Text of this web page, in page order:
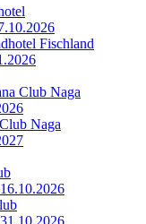
Fischland
Club Naga
Naga